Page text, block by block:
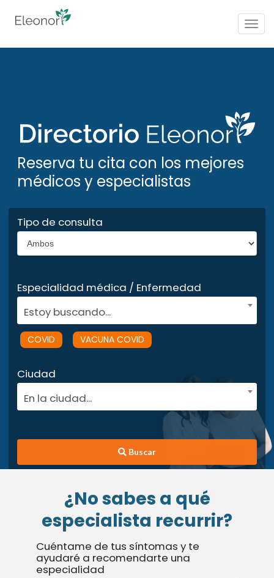
Reserva tu cita con los mejores
médicos y especialistas
Tipo de consulta
Especialidad médica / Enfermedad
Estoy buscando...
COVID VACUNA COVID
Ciudad
En la ciudad...
Buscar
¿No sabes a qué
especialista recurrir?
Cuéntame de tus síntomas y te
ayudaré a recomendarte una
especialidad